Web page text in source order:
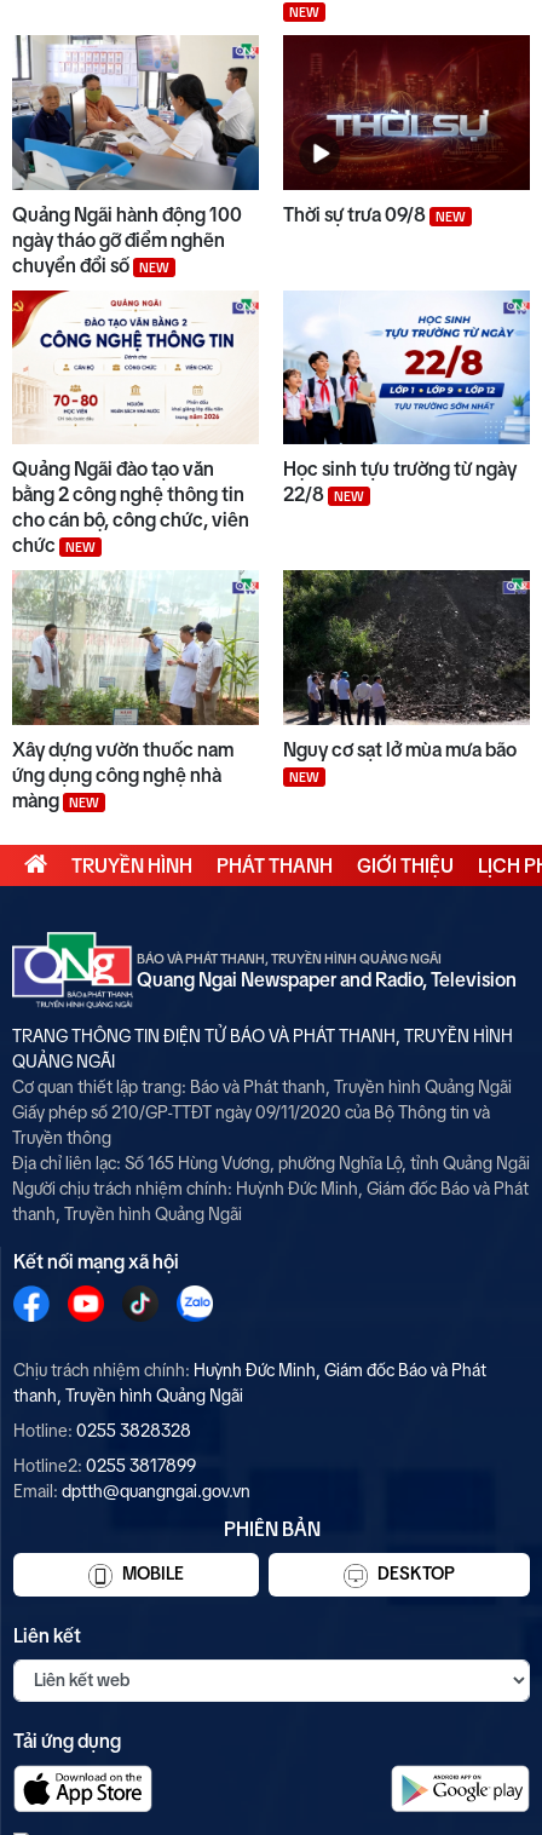
8
Thời sự tối 08/8
9
Thời sự chiều 08/8/2026
10
Chuyển động duyên hải chiều
08/8
NEW
Quảng Ngãi hành động 100
ngày tháo gỡ điểm nghẽn
chuyển đổi số
NEW
Thời sự trưa 09/8 NEW
Quảng Ngãi đào tạo văn
bằng 2 công nghệ thông tin
cho cán bộ, công chức, viên
chức
NEW
Học sinh tựu trường từ ngày
22/8
NEW
Xây dựng vườn thuốc nam
ứng dụng công nghệ nhà
màng
NEW
Nguy cơ sạt lở mùa mưa bão
NEW
TRUYỀN HÌNH PHÁT THANH GIỚI THIỆU LỊCH
BÁO VÀ PHÁT THANH, TRUYỀN HÌNH QUẢNG NGÃI
Quang Ngai Newspaper and Radio, Television
TRANG THÔNG TIN ĐIỆN TỬ BÁO VÀ PHÁT THANH, TRUYỀN HÌNH
QUẢNG NGÃI
Cơ quan thiết lập trang: Báo và Phát thanh, Truyền hình Quảng Ngãi
Giấy phép số 210/GP-TTĐT ngày 09/11/2020 của Bộ Thông tin và
Truyền thông
Địa chỉ liên lạc: Số 165 Hùng Vương, phường Nghĩa Lộ, tỉnh Quảng Ngãi
Người chịu trách nhiệm chính: Huỳnh Đức Minh, Giám đốc Báo và Phát
thanh, Truyền hình Quảng Ngãi
Kết nối mạng xã hội
Chịu trách nhiệm chính: Huỳnh Đức Minh, Giám đốc Báo và Phát
thanh, Truyền hình Quảng Ngãi
Hotline: 0255 3828328
Hotline2: 0255 3817899
Email: dptth@quangngai.gov.vn
PHIÊN BẢN
MOBILE DESKTOP
Liên kết
Tải ứng dụng